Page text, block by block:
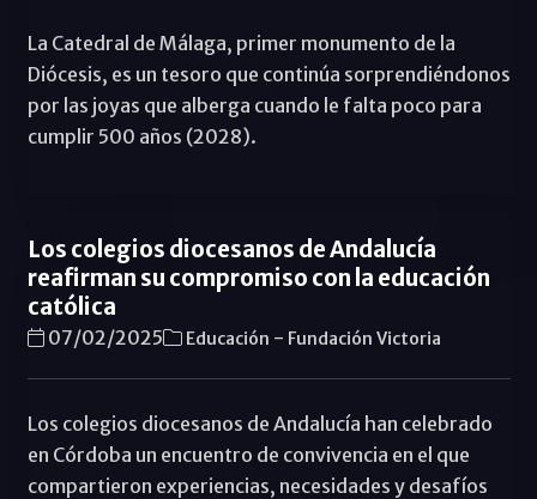
La Catedral de Málaga, primer monumento de la
Diócesis, es un tesoro que continúa sorprendiéndonos
por las joyas que alberga cuando le falta poco para
cumplir 500 años (2028).
Los colegios diocesanos de Andalucía
reafirman su compromiso con la educación
católica
07/02/2025 Educación - Fundación Victoria
Los colegios diocesanos de Andalucía han celebrado
en Córdoba un encuentro de convivencia en el que
compartieron experiencias, necesidades y desafíos